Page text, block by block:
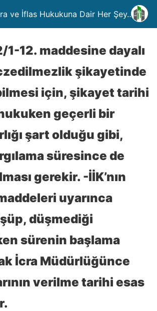
ve İflas Hukukuna Dair Her Şey….
1-12. maddesine dayalı
şikayetinde
için, şikayet tarihi
geçerli bir
şart olduğu gibi,
süresince de
gerekir. -İİK’nın
uyarınca
düşmediği
sürenin başlama
İcra Müdürlüğünce
verilme tarihi esas